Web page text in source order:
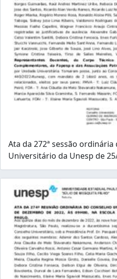
Ata da 272ª sessão ordinária
Universitário da Unesp de